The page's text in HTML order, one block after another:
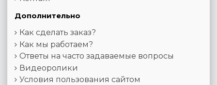
Дополнительно
Как сделать заказ?
Как мы работаем?
Ответы на часто задаваемые вопросы
Видеоролики
Условия пользования сайтом